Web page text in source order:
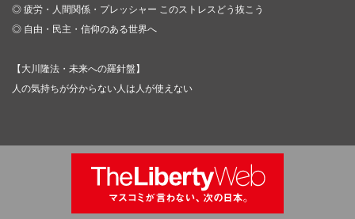
◎ 疲労・人間関係・プレッシャー このストレスどう抜こう
◎ 自由・民主・信仰のある世界へ
【大川隆法・未来への羅針盤】
人の気持ちが分からない人は人が使えない